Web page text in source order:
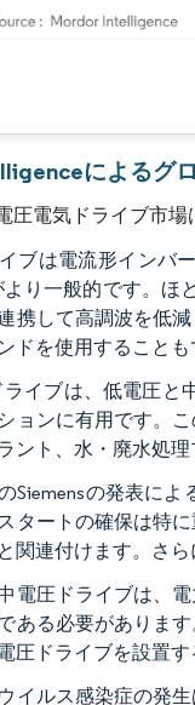
によるグ
圧電気ドライブ市場
ブは電流形インバ
より一般的です。ほ
携して高調波を低
ドを使用することも
イブは、低電圧と
ョンに有用です。
ント、水・廃水処
Siemensの発表に
タートの確保は特
関連付けます。さ
電圧ドライブは、
ある必要がありま
圧ドライブを設置
イルス感染症の発